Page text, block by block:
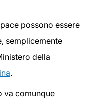
possono essere
semplicemente
della
.
va comunque